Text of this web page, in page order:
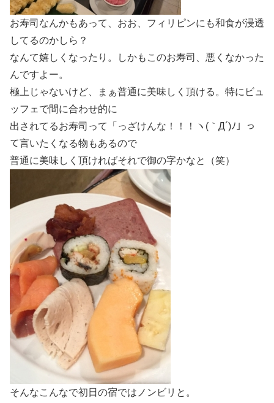
お寿司なんかもあって、おお、フィリピンにも和食が浸透
してるのかしら？
なんて嬉しくなったり。しかもこのお寿司、悪くなかった
んですよー。
極上じゃないけど、まぁ普通に美味しく頂ける。特にビュ
ッフェで間に合わせ的に
出されてるお寿司って「っざけんな！！！ヽ(｀Д´)ﾉ」っ
て言いたくなる物もあるので
普通に美味しく頂ければそれで御の字かなと（笑）
そんなこんなで初日の宿ではノンビリと。